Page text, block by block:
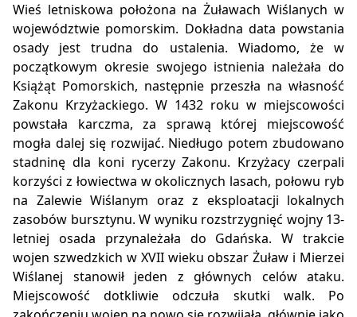
Wieś letniskowa położona na Żuławach Wiślanych w
województwie pomorskim. Dokładna data powstania
osady jest trudna do ustalenia. Wiadomo, że w
początkowym okresie swojego istnienia należała do
Książąt Pomorskich, następnie przeszła na własność
Zakonu Krzyżackiego. W 1432 roku w miejscowości
powstała karczma, za sprawą której miejscowość
mogła dalej się rozwijać. Niedługo potem zbudowano
stadninę dla koni rycerzy Zakonu. Krzyżacy czerpali
korzyści z łowiectwa w okolicznych lasach, połowu ryb
na Zalewie Wiślanym oraz z eksploatacji lokalnych
zasobów bursztynu. W wyniku rozstrzygnięć wojny 13-
letniej osada przynależała do Gdańska. W trakcie
wojen szwedzkich w XVII wieku obszar Żuław i Mierzei
Wiślanej stanowił jeden z głównych celów ataku.
Miejscowość dotkliwie odczuła skutki walk. Po